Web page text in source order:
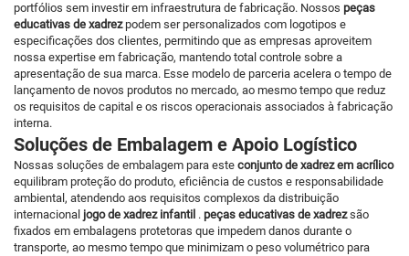
portfólios sem investir em infraestrutura de fabricação. Nossos peças
educativas de xadrez podem ser personalizados com logotipos e
especificações dos clientes, permitindo que as empresas aproveitem
nossa expertise em fabricação, mantendo total controle sobre a
apresentação de sua marca. Esse modelo de parceria acelera o tempo de
lançamento de novos produtos no mercado, ao mesmo tempo que reduz
os requisitos de capital e os riscos operacionais associados à fabricação
interna.
Soluções de Embalagem e Apoio Logístico
Nossas soluções de embalagem para este conjunto de xadrez em acrílico
equilibram proteção do produto, eficiência de custos e responsabilidade
ambiental, atendendo aos requisitos complexos da distribuição
internacional jogo de xadrez infantil . peças educativas de xadrezsão
fixados em embalagens protetoras que impedem danos durante o
transporte, ao mesmo tempo que minimizam o peso volumétrico para